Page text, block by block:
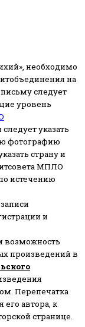
необходимо
на
следует
уровень
указать
фотографию
страну и
МПЛО
истечению
и
возможность
произведений в
Перепечатка
автора, к
странице.